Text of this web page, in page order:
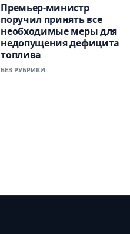
Премьер-министр
поручил принять все
необходимые меры для
недопущения дефицита
топлива
БЕЗ РУБРИКИ